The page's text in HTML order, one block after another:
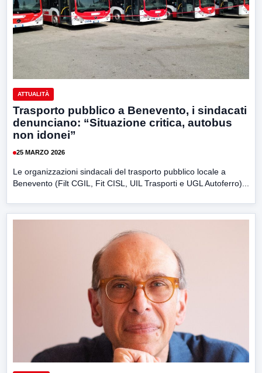
ATTUALITÀ
Trasporto pubblico a Benevento, i sindacati
denunciano: “Situazione critica, autobus
non idonei”
25 MARZO 2026
Le organizzazioni sindacali del trasporto pubblico locale a
Benevento (Filt CGIL, Fit CISL, UIL Trasporti e UGL Autoferro)...